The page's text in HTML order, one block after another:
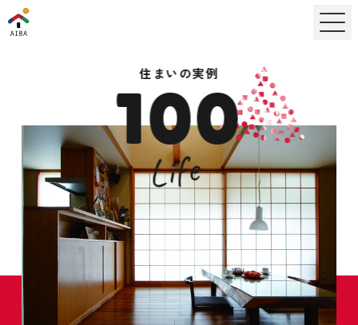
住まいの実例
100
Life